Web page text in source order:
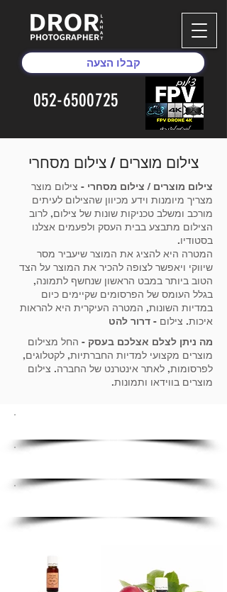
קבלו הצעה
052-6500725
צילום מוצרים / צילום מסחרי
צילום מוצרים / צילום מסחרי - צילום מוצר
מצריך מיומנות וידע מכיוון שהצילום לעיתים
מורכב ומשלב טכניקות שונות של צילום, לרוב
הצילום מתבצע בבית העסק ולפעמים אצלנו
בסטודיו.
המטרה היא להציג את המוצר שיעביר מסר
שיווקי ויאפשר לצופה להכיר את המוצר על הצד
הטוב ביותר במבט הראשון שנחשף לתמונה,
בגלל העומס של הפרסומים שקיימים כיום
במדיות השונות, המטרה העיקרית היא להראות
איכות. צילום - דרור להט
מה ניתן לצלם אצלכם בעסק - החל מצילום
מוצרים מקצועי למדיות החברתיות, לקטלוגים,
לפרסומות, לאתר אינטרנט של החברה. צילום
מוצרים בווידאו ותמונות.